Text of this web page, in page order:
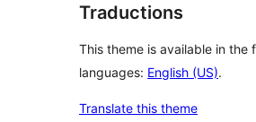
Traductions
This theme is available in the
languages: English (US).
Translate this theme